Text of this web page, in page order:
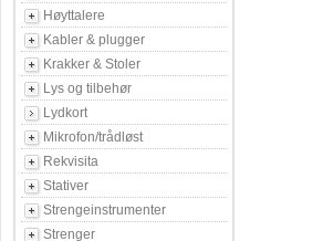
Høyttalere
Kabler & plugger
Krakker & Stoler
Lys og tilbehør
Lydkort
Mikrofon/trådløst
Rekvisita
Stativer
Strengeinstrumenter
Strenger